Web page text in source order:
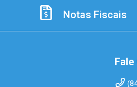
Notas Fiscais